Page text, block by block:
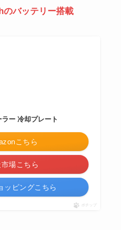
のバッテリー搭載
ー 冷却プレート
こちら
場こちら
ッピングこちら
ポチップ